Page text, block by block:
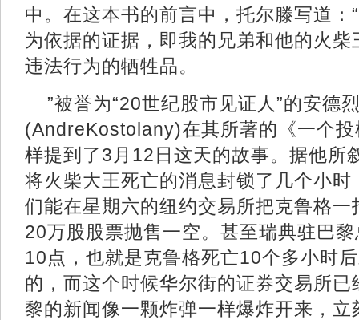
中。在这本书的前言中，托尔滕写道
为依据的证据，即我的兄弟和他的火
违法行为的牺牲品。
”被誉为“20世纪股市见证人”的安德
(AndreKostolany)在其所著的《一个
样提到了3月12日这天的故事。据他所
将火柴大王死亡的消息封锁了几个小
们能在星期六的纽约交易所把克鲁格
20万股股票抛售一空。甚至瑞典驻巴
10点，也就是克鲁格死亡10个多小时
的，而这个时候华尔街的证券交易所
黎的新闻像一颗炸弹一样爆炸开来，